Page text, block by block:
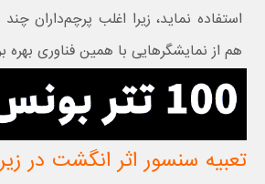
استفاده نماید، زیرا اغلب پرچم‌داران
هم از نمایشگرهایی با همین فناوری بهره
تعبیه سنسور اثر انگشت در